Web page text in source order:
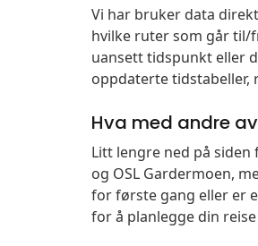
Vi har bruker data
hvilke ruter som går til/
uansett tidspunkt eller
oppdaterte tidstabeller,
Hva med andre
Litt lengre ned på
og OSL Gardermoen,
for første gang eller er
for å planlegge din